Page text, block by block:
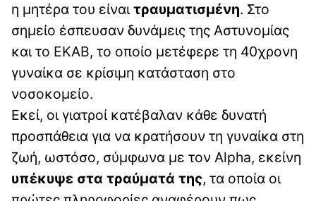
η μητέρα του είναι τραυματισμένη. Στο
σημείο έσπευσαν δυνάμεις της Αστυνομίας
και το ΕΚΑΒ, το οποίο μετέφερε τη 40χρονη
γυναίκα σε κρίσιμη κατάσταση στο
νοσοκομείο.
Εκεί, οι γιατροί κατέβαλαν κάθε δυνατή
προσπάθεια για να κρατήσουν τη γυναίκα στη
ζωή, ωστόσο, σύμφωνα με τον Alpha, εκείνη
υπέκυψε στα τραύματά της, τα οποία οι